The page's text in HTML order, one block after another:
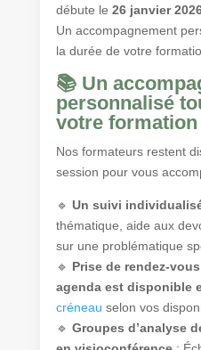
débute le 26 janvier
Un accompagnement
la durée de votre
📚 Un
personnalisé
votre formation
Nos formateurs restent
session pour vous
🔹 Un suivi
thématique, aide aux
sur une problématique
🔹 Prise de rendez-
agenda est disponible
créneau selon vos
🔹 Groupes d’analyse